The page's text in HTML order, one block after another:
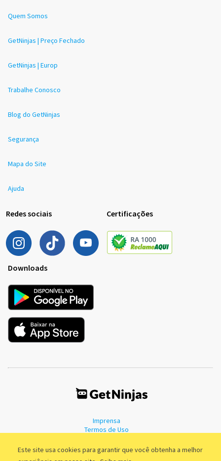
Este site usa cookies para garantir que você obtenha a melhor
Quem Somos
GetNinjas | Preço Fechado
GetNinjas | Europ
Trabalhe Conosco
Blog do GetNinjas
Segurança
Mapa do Site
Ajuda
Redes sociais Certificações
Downloads
Imprensa
Termos de Uso